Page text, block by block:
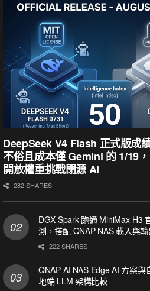
DeepSeek V4 Flash 正式版成
不俗且成本僅 Gemini 的 1/19，
開放權重挑戰閉源 AI
282 SHARES
DGX Spark 跑通 MiniMax-H3
測，搭配 QNAP NAS 載入與輸
222 SHARES
QNAP AI NAS Edge AI 方案與
地端 LLM 架構比較